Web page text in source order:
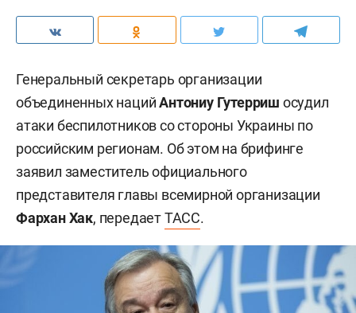
Генеральный секретарь организации
объединенных нацийАнтониу Гутерриш осудил
атаки беспилотников со стороны Украины по
российским регионам. Об этом на брифинге
заявил заместитель официального
представителя главы всемирной организации
Фархан Хак, передаетТАСС.